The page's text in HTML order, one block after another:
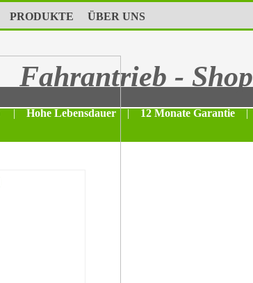
PRODUKTE
ÜBER UNS
Fahrantrieb - Shop
| Hohe Lebensdauer | 12 Monate Garantie |